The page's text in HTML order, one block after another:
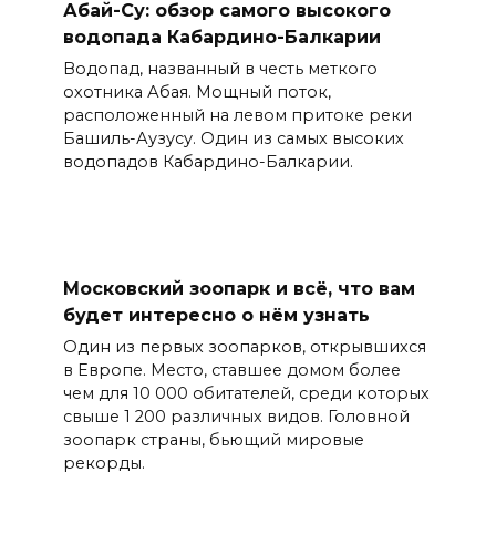
Абай-Су: обзор самого высокого
водопада Кабардино-Балкарии
Водопад, названный в честь меткого
охотника Абая. Мощный поток,
расположенный на левом притоке реки
Башиль-Аузусу. Один из самых высоких
водопадов Кабардино-Балкарии.
Московский зоопарк и всё, что вам
будет интересно о нём узнать
Один из первых зоопарков, открывшихся
в Европе. Место, ставшее домом более
чем для 10 000 обитателей, среди которых
свыше 1 200 различных видов. Головной
зоопарк страны, бьющий мировые
рекорды.